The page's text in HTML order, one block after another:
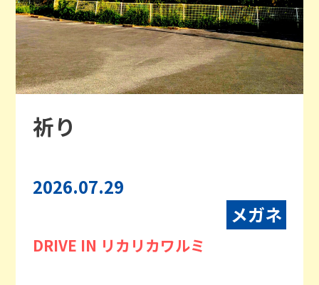
祈り
2026.07.29
メガネ
DRIVE IN リカリカワルミ